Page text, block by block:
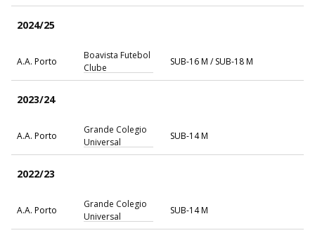
2024/25
A.A. Porto
Boavista Futebol
Clube
SUB-16 M / SUB-18 M
2023/24
A.A. Porto
Grande Colegio
Universal
SUB-14 M
2022/23
A.A. Porto
Grande Colegio
Universal
SUB-14 M